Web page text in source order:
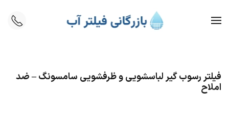
Skip to main content
فیلتر رسوب‌ گیر لباسشویی و ظرفشویی سامسونگ – ضد
املاح